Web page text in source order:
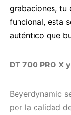
grabaciones, tu
funcional, esta
auténtico que
DT 700 PRO X
Beyerdynamic
por la calidad